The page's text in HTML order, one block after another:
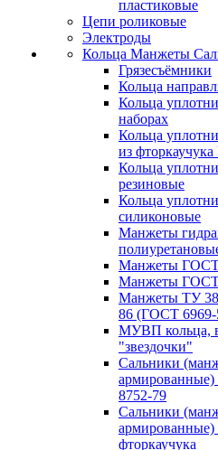
пластиковые
Цепи роликовые
Электроды
Кольца Манжеты
Грязесъёмники
Кольца
Кольца
наборах
Кольца
из
Кольца
резиновые
Кольца
силиконовые
Манжеты
Манжеты ГОСТ
Манжеты ГОСТ
Манжеты ТУ
86 (ГОСТ 6969-
МУВП кольца,
"звездочки"
Сальники
8752-79
Сальники
армированные)
фторкаучука